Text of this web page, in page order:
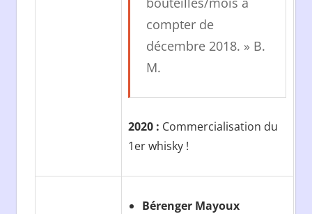
compter de
décembre 2018. » B.
M.
2020 : Commercialisation du
1er whisky !
Bérenger Mayoux